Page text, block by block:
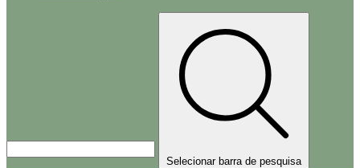
Selecionar barra de pesquisa